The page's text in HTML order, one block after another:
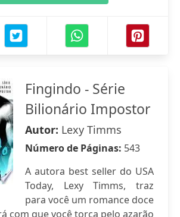
Fingindo - Série
Bilionário Impostor
Autor: Lexy Timms
Número de Páginas: 543
A autora best seller do USA
Today, Lexy Timms, traz
para você um romance doce
com que você torça pelo azarão